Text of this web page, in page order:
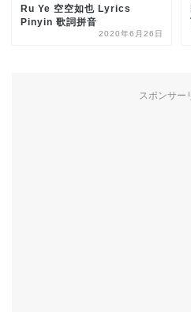
Ru Ye 空空如也 Lyrics
Pinyin 歌詞拼音
2020年6月26日
スポンサー